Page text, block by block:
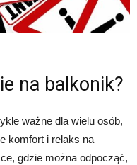
na balkonik?
ważne dla wielu osób,
komfort i relaks na
gdzie można odpocząć,